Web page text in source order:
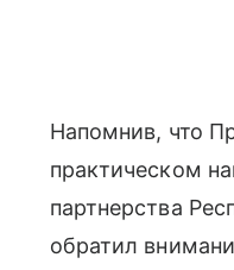
Напомнив, что
практическом
партнерства
обратил